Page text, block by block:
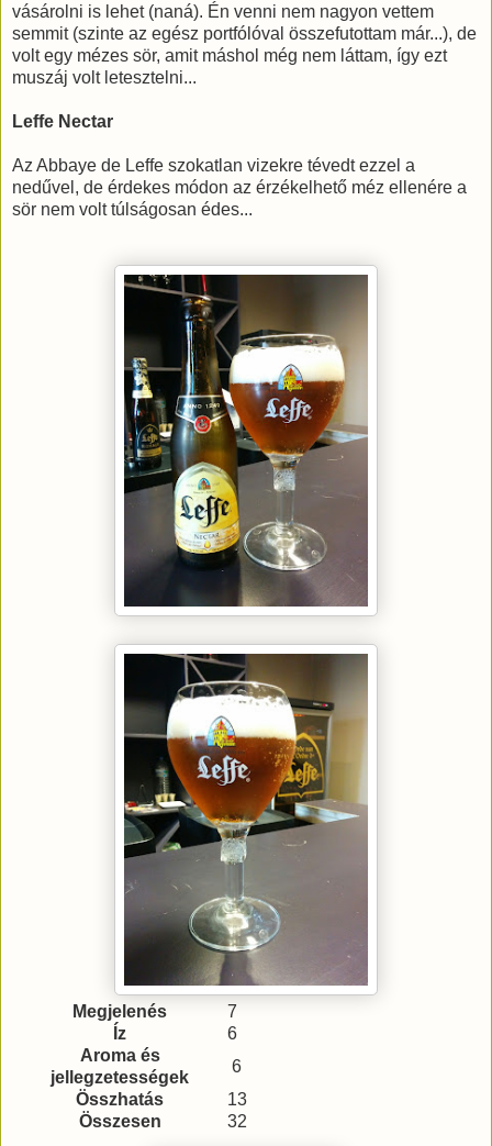
vásárolni is lehet (naná). Én venni nem nagyon vettem
semmit (szinte az egész portfólóval összefutottam már...), de
volt egy mézes sör, amit máshol még nem láttam, így ezt
muszáj volt letesztelni...
Leffe Nectar
Az Abbaye de Leffe szokatlan vizekre tévedt ezzel a
nedűvel, de érdekes módon az érzékelhető méz ellenére a
sör nem volt túlságosan édes...
Megjelenés
7
Íz
6
Aroma és
jellegzetességek
6
Összhatás
13
Összesen
32